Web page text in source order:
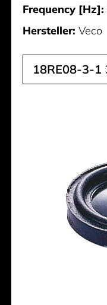
Frequency [Hz]:
Hersteller: Veco
18RE08-3-1